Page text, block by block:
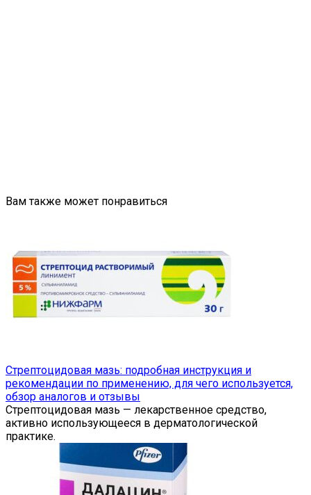
Вам также может понравиться
Стрептоцидовая мазь: подробная инструкция и
рекомендации по применению, для чего используется,
обзор аналогов и отзывы
Стрептоцидовая мазь — лекарственное средство,
активно использующееся в дерматологической
практике.